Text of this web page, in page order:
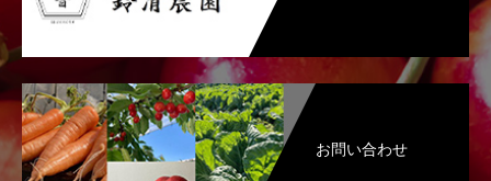
お問い合わせ